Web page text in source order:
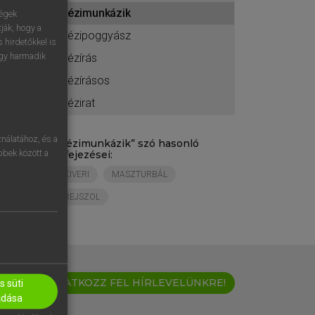
kézimunkázik
kézipoggyász
kézírás
kézírásos
kézirat
„ kézimunkázik” szó hasonló
kifejezései:
KIVERI MASZTURBÁL
REJSZOL
IRATKOZZ FEL HÍRLEVELÜNKRE!
hogy a
hirdetőkkel is
harmadik
és a
között a
süti